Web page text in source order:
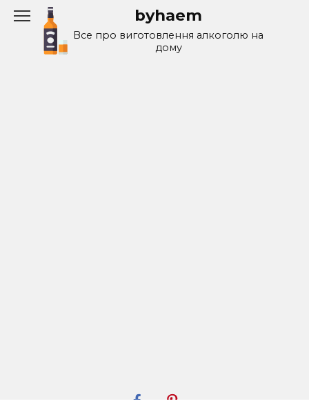
Перейти
содержанию
byhaem
Все про виготовлення алкоголю на
дому